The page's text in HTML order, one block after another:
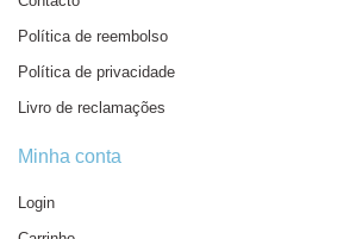
Política de reembolso
Política de privacidade
Livro de reclamações
Minha conta
Login